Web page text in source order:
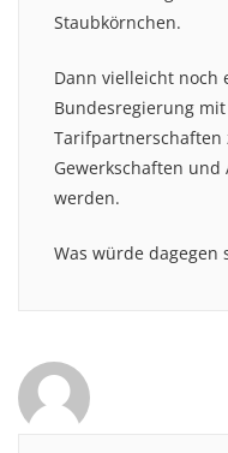
Staubkörnchen.
Dann vielleicht noch
Bundesregierung
Gewerkschaften
werden.
Was würde dagegen